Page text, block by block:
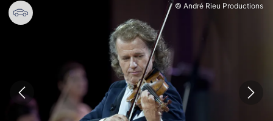
Alleinreisende
Advents- & Silvesterreisen
Eventreisen
Eigenanreise
Konzertreisen
Hamburg
Nord- & Ostsee
Ruhr & Rhein
© André Rieu Productions